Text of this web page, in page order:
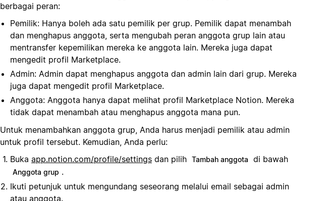
berbagai peran:
Pemilik: Hanya boleh ada satu pemilik per grup. Pemilik dapat menambah
dan menghapus anggota, serta mengubah peran anggota grup lain atau
mentransfer kepemilikan mereka ke anggota lain. Mereka juga dapat
mengedit profil Marketplace.
Admin: Admin dapat menghapus anggota dan admin lain dari grup. Mereka
juga dapat mengedit profil Marketplace.
Anggota: Anggota hanya dapat melihat profil Marketplace Notion. Mereka
tidak dapat menambah atau menghapus anggota mana pun.
Untuk menambahkan anggota grup, Anda harus menjadi pemilik atau admin
untuk profil tersebut. Kemudian, Anda perlu:
Buka app.notion.com/profile/settings dan pilih Tambah anggota di bawah
Anggota grup .
Ikuti petunjuk untuk mengundang seseorang melalui email sebagai admin
atau anggota.